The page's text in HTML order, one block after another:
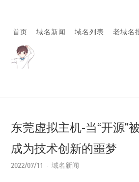
首页 域名新闻 域名列表 老域名
东莞虚拟主机-当“开源”
成为技术创新的噩梦
2022/07/11 域名新闻